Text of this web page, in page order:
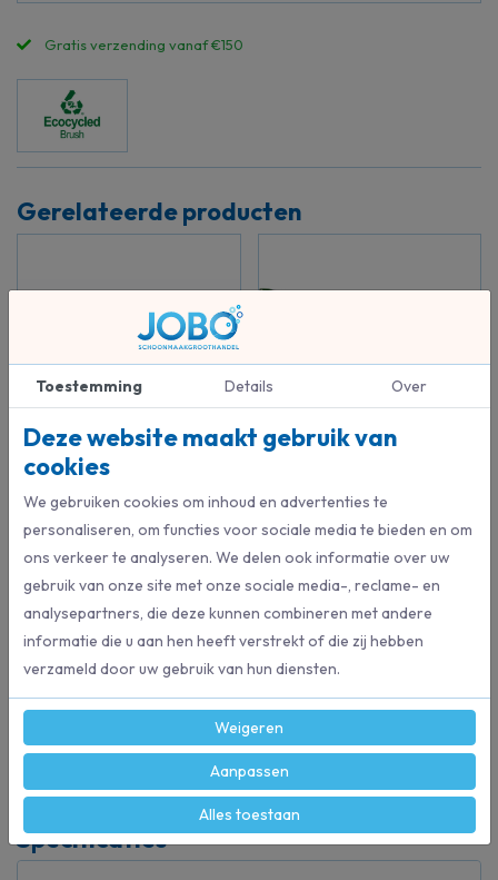
Gratis verzending vanaf €150
Beschrijving
Borstelblok bestaat uit hoogwaardig recycled materiaal, afkomstig
van plastic dat in zee belandt.
Union vezel. Een hard, robuust en hittebestendig mengsel van
bassine- en tampico vezels.
Specificaties
Gerelateerde producten
Ecocycled Steel Ø24mm -
Ecocycled Brush
€ 4,80
Bestel direct
Ecocycled Steel Metaal
Ecocycled Brush
€ 3,39
Bestel direct
Toestemming Details Over
Deze website maakt gebruik van
cookies
We gebruiken cookies om inhoud en advertenties te
personaliseren, om functies voor sociale media te bieden en om
ons verkeer te analyseren. We delen ook informatie over uw
gebruik van onze site met onze sociale media-, reclame- en
analysepartners, die deze kunnen combineren met andere
informatie die u aan hen heeft verstrekt of die zij hebben
verzameld door uw gebruik van hun diensten.
Weigeren
Aanpassen
Alles toestaan